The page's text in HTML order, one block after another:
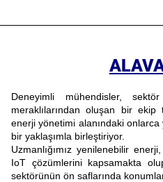
Deneyimli mühendisler,
meraklılarından oluşan bir ekip
enerji yönetimi alanındaki onlarca
bir yaklaşımla birleştiriyor.
Uzmanlığımız yenilenebilir
IoT çözümlerini kapsamakta
sektörünün ön saflarında